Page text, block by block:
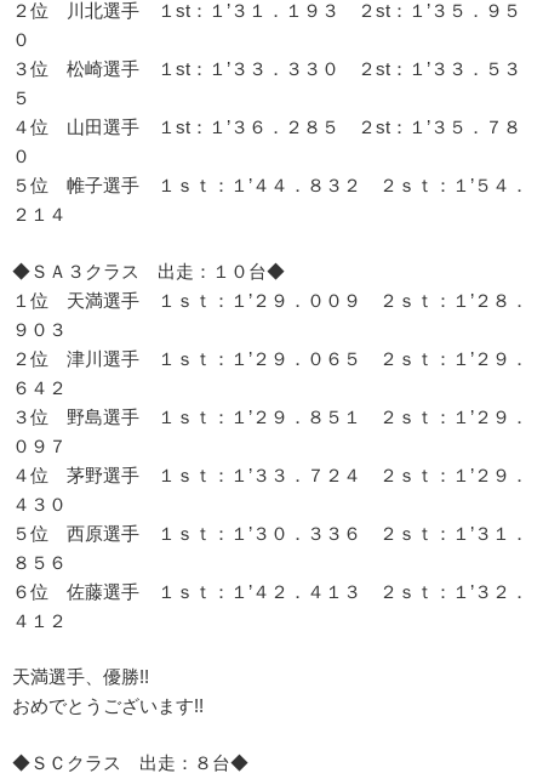
２位 川北選手 １st：１’３１．１９３ ２st：１’３５．９５
０
３位 松崎選手 １st：１’３３．３３０ ２st：１’３３．５３
５
４位 山田選手 １st：１’３６．２８５ ２st：１’３５．７８
０
５位 帷子選手 １ｓｔ：１’４４．８３２ ２ｓｔ：１’５４．
２１４
◆ＳＡ３クラス 出走：１０台◆
１位 天満選手 １ｓｔ：１’２９．００９ ２ｓｔ：１’２８．
９０３
２位 津川選手 １ｓｔ：１’２９．０６５ ２ｓｔ：１’２９．
６４２
３位 野島選手 １ｓｔ：１’２９．８５１ ２ｓｔ：１’２９．
０９７
４位 茅野選手 １ｓｔ：１’３３．７２４ ２ｓｔ：１’２９．
４３０
５位 西原選手 １ｓｔ：１’３０．３３６ ２ｓｔ：１’３１．
８５６
６位 佐藤選手 １ｓｔ：１’４２．４１３ ２ｓｔ：１’３２．
４１２
天満選手、優勝!!
おめでとうございます!!
◆ＳＣクラス 出走：８台◆